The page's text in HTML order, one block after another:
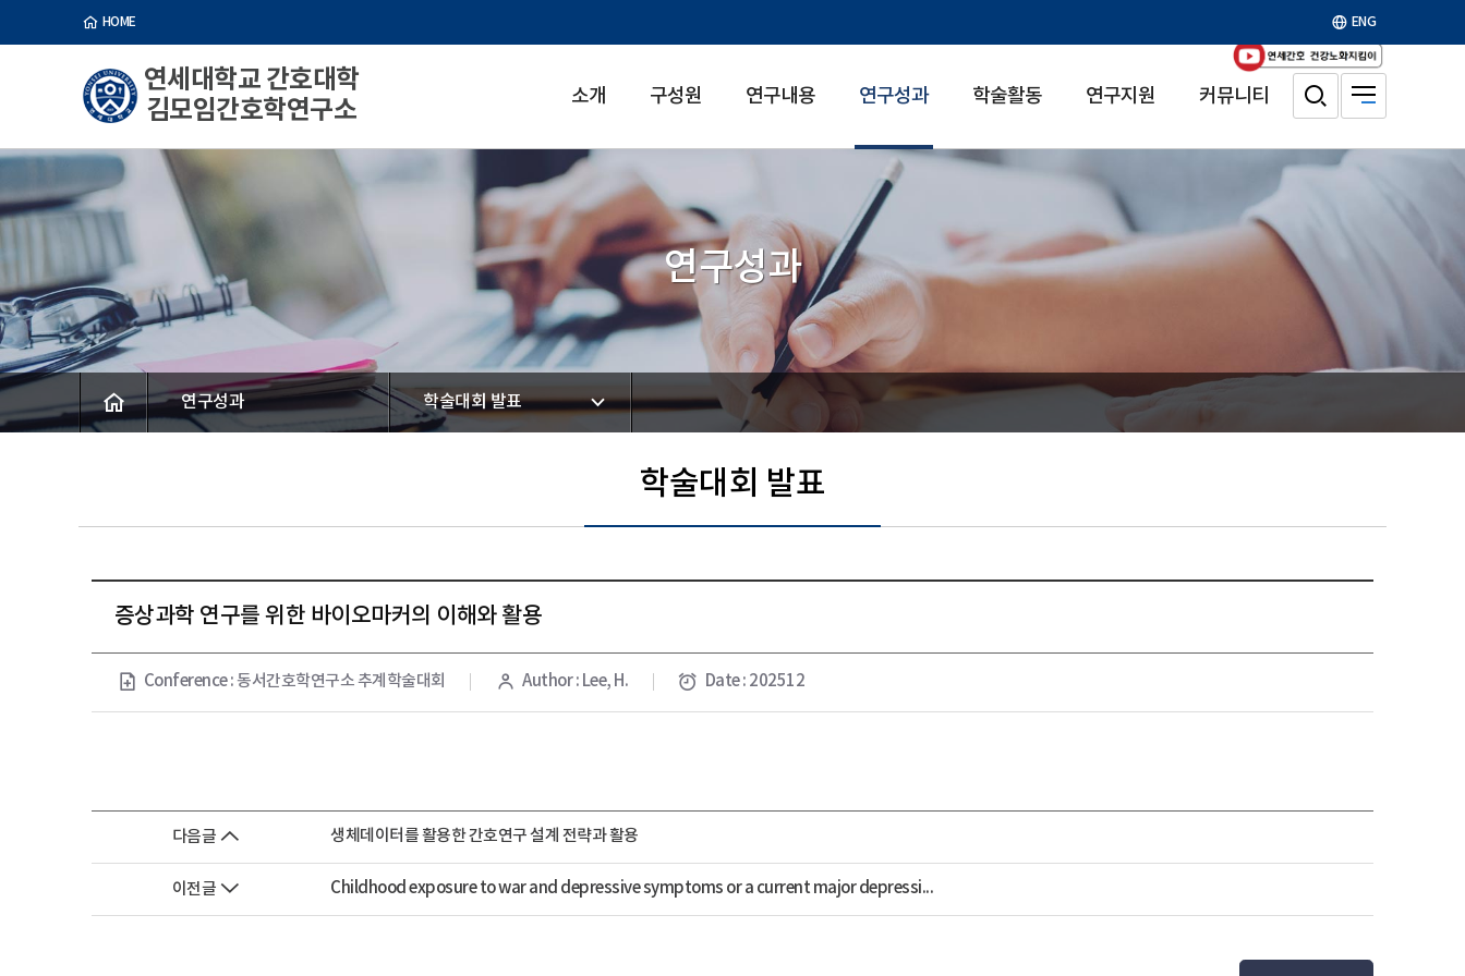
HOME ENG
연세대학교 간호대학
김모임간호학연구소
소개 구성원 연구내용 연구성과 학술활동 연구지원 커뮤니티
연구성과
연구성과 학술대회 발표
학술대회 발표
증상과학 연구를 위한 바이오마커의 이해와 활용
Conference : 동서간호학연구소 추계학술대회 Author : Lee, H. Date : 202512
다음글 생체데이터를 활용한 간호연구 설계 전략과 활용
이전글 Childhood exposure to war and depressive symptoms or a current major depressi...